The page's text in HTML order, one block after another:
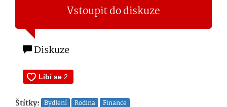
Vstoupit do diskuze
Diskuze
Štítky: Bydlení Rodina Finance